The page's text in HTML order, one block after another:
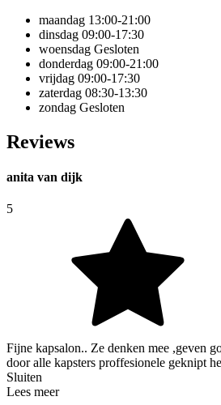
maandag 13:00-21:00
dinsdag 09:00-17:30
woensdag Gesloten
donderdag 09:00-21:00
vrijdag 09:00-17:30
zaterdag 08:30-13:30
zondag Gesloten
Reviews
anita van dijk
5
Fijne kapsalon.. Ze denken mee ,geven
door alle kapsters proffesionele geknipt
Sluiten
Lees meer